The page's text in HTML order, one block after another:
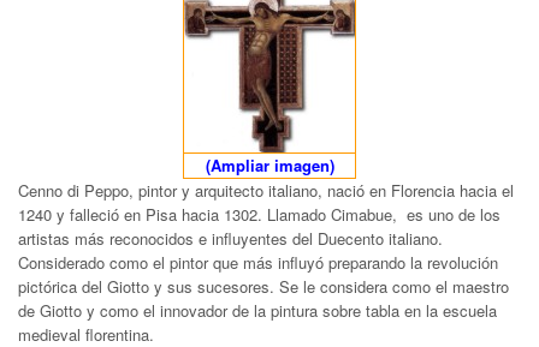
(Ampliar imagen)
Cenno di Peppo, pintor y arquitecto italiano, nació en Florencia hacia el
1240 y falleció en Pisa hacia 1302. Llamado Cimabue, es uno de los
artistas más reconocidos e influyentes del Duecento italiano.
Considerado como el pintor que más influyó preparando la revolución
pictórica del Giotto y sus sucesores. Se le considera como el maestro
de Giotto y como el innovador de la pintura sobre tabla en la escuela
medieval florentina.